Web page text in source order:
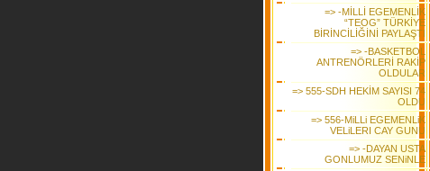
=> -MİLLİ EGEMENLİK
“TEOG” TÜRKİYE
BİRİNCİLİĞİNİ PAYLAŞTI
=> -BASKETBOL
ANTRENÖRLERİ RAKİP
OLDULAR
=> 555-SDH HEKİM SAYISI 74
OLDU
=> 556-MiLLi EGEMENLiK
VELiLERI CAY GUNU
=> -DAYAN USTA
GONLUMUZ SENiNLE